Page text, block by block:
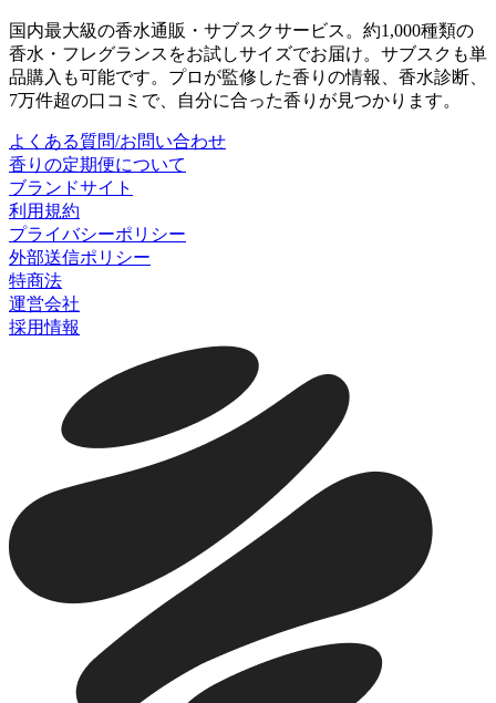
国内最大級の香水通販・サブスクサービス。約1,000種類の
香水・フレグランスをお試しサイズでお届け。サブスクも単
品購入も可能です。プロが監修した香りの情報、香水診断、
7万件超の口コミで、自分に合った香りが見つかります。
よくある質問/お問い合わせ
香りの定期便について
ブランドサイト
利用規約
プライバシーポリシー
外部送信ポリシー
特商法
運営会社
採用情報